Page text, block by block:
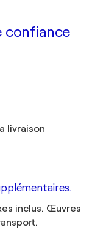
confiance
livraison
inclus. Œuvres